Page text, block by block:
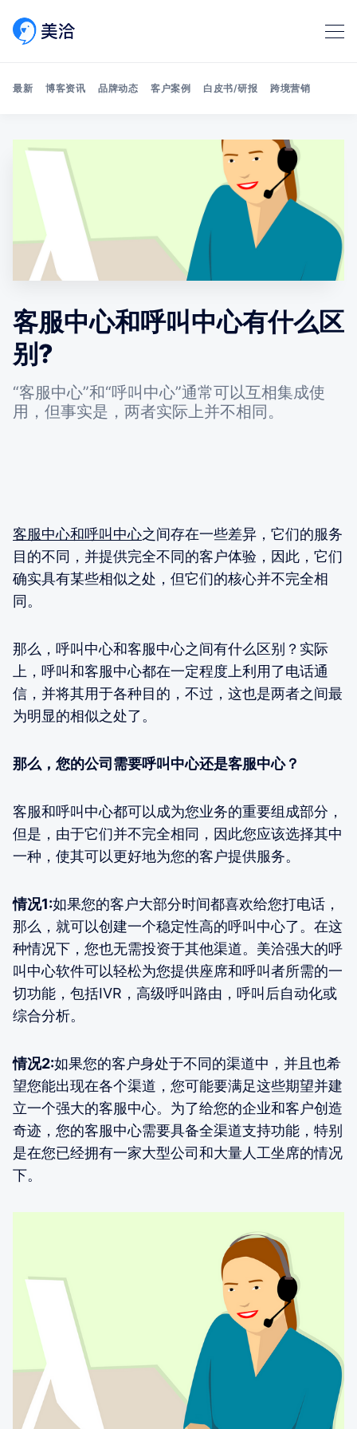
Search 美洽博客
最新 博客资讯 品牌动态 客户案例 白皮书/研报 跨境营销
客服中心和呼叫中心有什么区
别?
“客服中心”和“呼叫中心”通常可以互相集成使
用，但事实是，两者实际上并不相同。
客服中心和呼叫中心之间存在一些差异，它们的服务
目的不同，并提供完全不同的客户体验，因此，它们
确实具有某些相似之处，但它们的核心并不完全相
同。
那么，呼叫中心和客服中心之间有什么区别？实际
上，呼叫和客服中心都在一定程度上利用了电话通
信，并将其用于各种目的，不过，这也是两者之间最
为明显的相似之处了。
那么，您的公司需要呼叫中心还是客服中心？
客服和呼叫中心都可以成为您业务的重要组成部分，
但是，由于它们并不完全相同，因此您应该选择其中
一种，使其可以更好地为您的客户提供服务。
情况1:如果您的客户大部分时间都喜欢给您打电话，
那么，就可以创建一个稳定性高的呼叫中心了。在这
种情况下，您也无需投资于其他渠道。美洽强大的呼
叫中心软件可以轻松为您提供座席和呼叫者所需的一
切功能，包括IVR，高级呼叫路由，呼叫后自动化或
综合分析。
情况2:如果您的客户身处于不同的渠道中，并且也希
望您能出现在各个渠道，您可能要满足这些期望并建
立一个强大的客服中心。为了给您的企业和客户创造
奇迹，您的客服中心需要具备全渠道支持功能，特别
是在您已经拥有一家大型公司和大量人工坐席的情况
下。